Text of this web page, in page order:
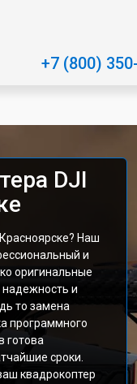
+7 (800)
DJI
Наш
и
оригинальные
и
то замена
программного
готова
сроки.
квадрокоптер